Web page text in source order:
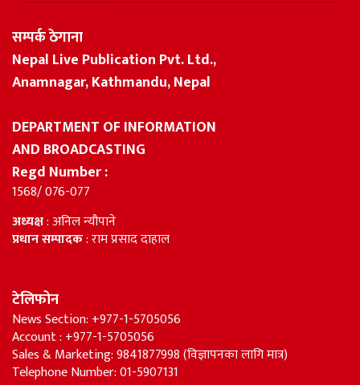
सम्पर्क ठेगाना
Nepal Live Publication Pvt. Ltd.,
Anamnagar, Kathmandu, Nepal
DEPARTMENT OF INFORMATION
AND BROADCASTING
Regd Number :
1568/ 076-077
अध्यक्ष: अनिल न्यौपाने
प्रधान सम्पादक: राम प्रसाद दाहाल
टेलिफोन
News Section: +977-1-5705056
Account : +977-1-5705056
Sales & Marketing: 9841877998 (विज्ञापनका लागि मात्र)
Telephone Number: 01-5907131